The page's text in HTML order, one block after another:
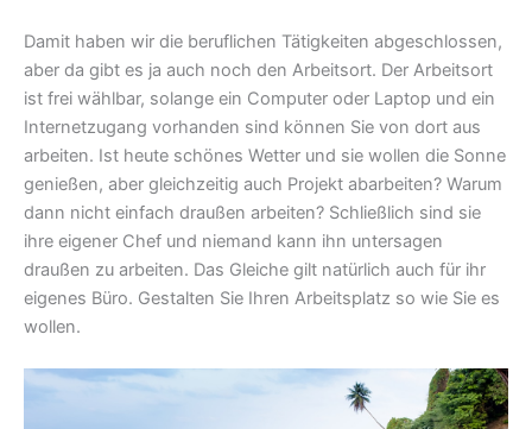
Damit haben wir die beruflichen Tätigkeiten abgeschlossen,
aber da gibt es ja auch noch den Arbeitsort. Der Arbeitsort
ist frei wählbar, solange ein Computer oder Laptop und ein
Internetzugang vorhanden sind können Sie von dort aus
arbeiten. Ist heute schönes Wetter und sie wollen die Sonne
genießen, aber gleichzeitig auch Projekt abarbeiten? Warum
dann nicht einfach draußen arbeiten? Schließlich sind sie
ihre eigener Chef und niemand kann ihn untersagen
draußen zu arbeiten. Das Gleiche gilt natürlich auch für ihr
eigenes Büro. Gestalten Sie Ihren Arbeitsplatz so wie Sie es
wollen.